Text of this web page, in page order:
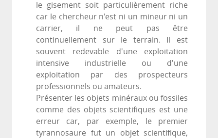
le gisement soit particulièrement riche
car le chercheur n'est ni un mineur ni un
carrier, il ne peut pas être
continuellement sur le terrain. Il est
souvent redevable d'une exploitation
intensive industrielle ou d'une
exploitation par des prospecteurs
professionnels ou amateurs.
Présenter les objets minéraux ou fossiles
comme des objets scientifiques est une
erreur car, par exemple, le premier
tyrannosaure fut un objet scientifique,